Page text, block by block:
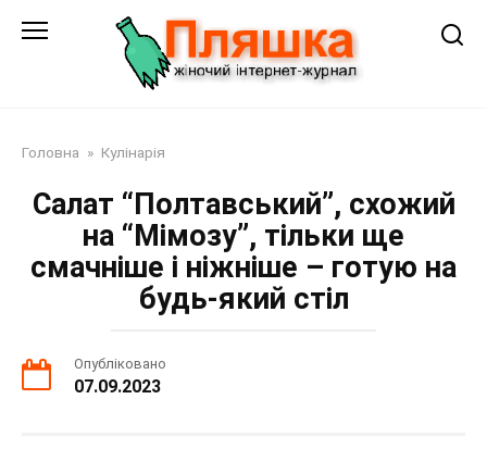
Головна » Кулінарія
Салат “Полтавський”, схожий
на “Мімозу”, тільки ще
смачніше і ніжніше – готую на
будь-який стіл
Опубліковано
07.09.2023